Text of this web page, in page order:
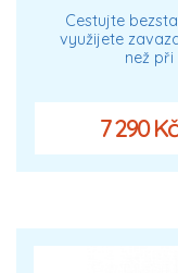
Cestujte
využijete
než
7 290 Kč